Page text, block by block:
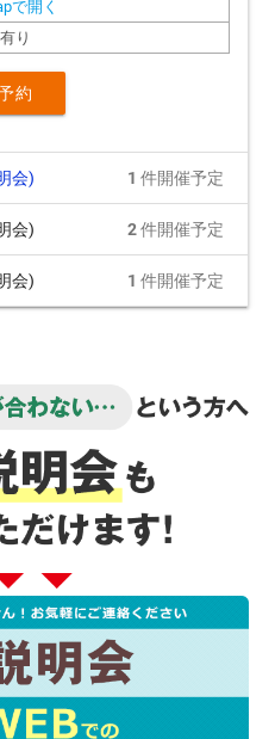
で開く
り
約
1 件開催予定
会)
2件開催予定
会)
1 件開催予定
会)